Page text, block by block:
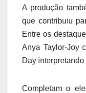
A produção
que contribuiu
Entre os
Anya Taylor-Joy
Day interpretando
Completam o